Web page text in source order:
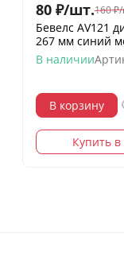
80 ₽/шт.160 ₽/
Бевелс AV121
267 мм синий
В наличии
В корзину
Купить